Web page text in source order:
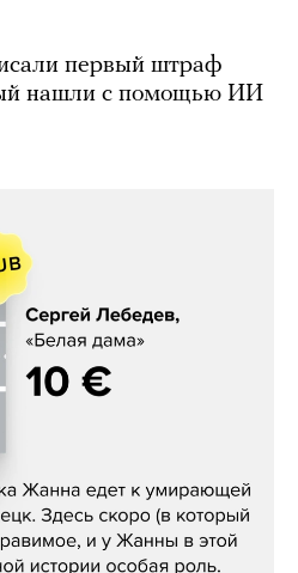
первый штраф
нашли с помощью ИИ
«Белая дама»